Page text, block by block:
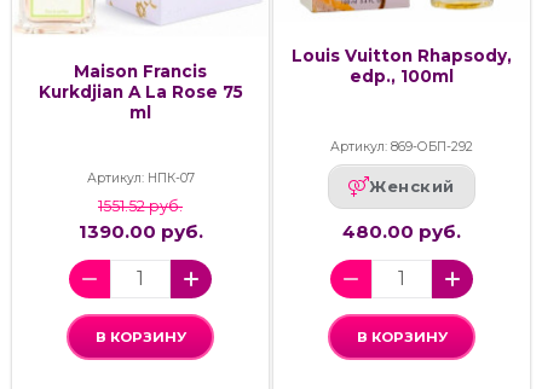
Maison Francis
Kurkdjian A La Rose 75
ml
Артикул: НПК-07
1551.52 руб.
1390.00 руб.
В КОРЗИНУ
Louis Vuitton Rhapsody,
edp., 100ml
Артикул: 869-ОБП-292
Женский
480.00 руб.
В КОРЗИНУ